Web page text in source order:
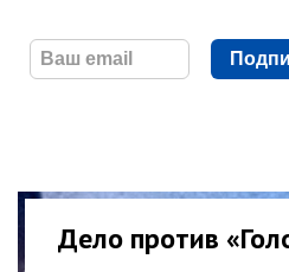
Дело против